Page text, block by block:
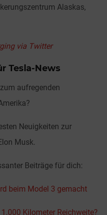
Alaskas,
via Twitter
Tesla-News
aufregenden
Neuigkeiten zur
Musk.
Beiträge für dich:
beim Model 3 gemacht
Kilometer Reichweite?